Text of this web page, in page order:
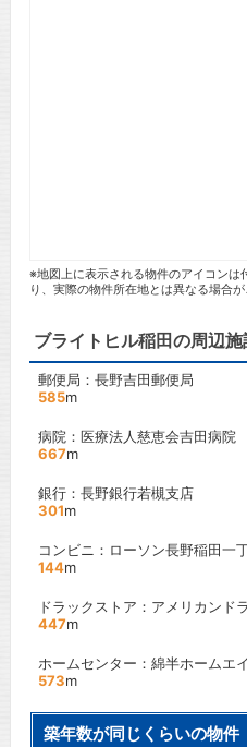
※地図上に表示される物件のアイコンは
り、実際の物件所在地とは異なる場合が
ブライトヒル稲田の周辺施
郵便局：長野吉田郵便局
585m
病院：医療法人慈恵会吉田病院
667m
銀行：長野銀行若槻支店
301m
コンビニ：ローソン長野稲田一
144m
ドラックストア：アメリカンド
447m
ホームセンター：綿半ホームエ
573m
築年数が同じくらいの物件